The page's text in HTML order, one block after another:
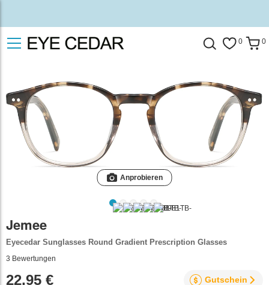
0 0
Anprobieren
Jemee
Eyecedar Sunglasses Round Gradient Prescription Glasses
3 Bewertungen
22,95 € Gutschein